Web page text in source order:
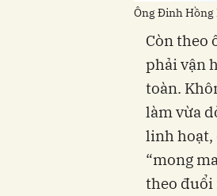
Ông Đinh Hồng
Còn theo
phải vận
toàn.
làm vừa
linh hoạt,
“mong
theo đuổi